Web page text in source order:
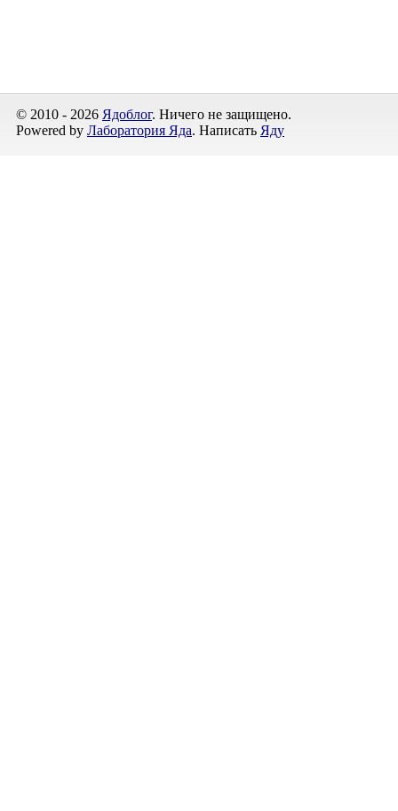
© 2010 - 2026 Ядоблог. Ничего не защищено.
Powered by Лаборатория Яда. Написать Яду